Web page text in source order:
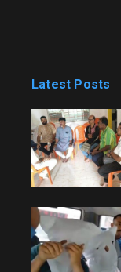
Latest Posts